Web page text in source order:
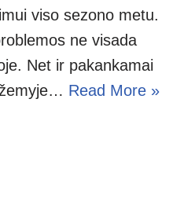
viso sezono metu.
ne visada
Net ir pakankamai
Read More »